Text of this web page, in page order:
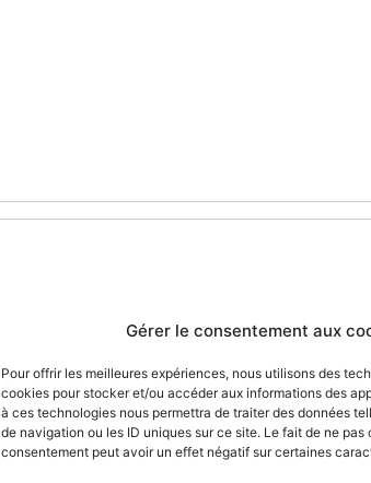
Gérer le consentement aux
Pour offrir les meilleures expériences, nous utilisons des
cookies pour stocker et/ou accéder aux informations des
à ces technologies nous permettra de traiter des données
de navigation ou les ID uniques sur ce site. Le fait de ne pas
consentement peut avoir un effet négatif sur certaines